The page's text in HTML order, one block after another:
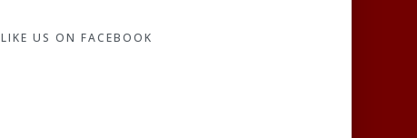
LIKE US ON FACEBOOK